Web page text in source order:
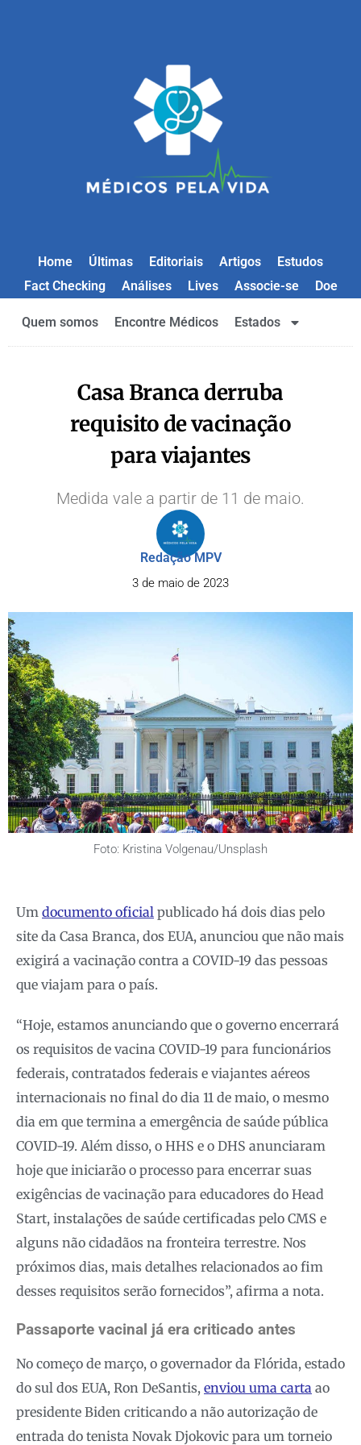
Home Últimas Editoriais Artigos
Estudos
Fact Checking
Análises Lives Associe-se Doe
Quem somos Encontre Médicos Estados
Casa Branca derruba
requisito de vacinação
para viajantes
Medida vale a partir de 11 de maio.
Redação MPV
3 de maio de 2023
Foto: Kristina Volgenau/Unsplash
Um documento oficial publicado há dois dias pelo
site da Casa Branca, dos EUA, anunciou que não mais
exigirá a vacinação contra a COVID-19 das pessoas
que viajam para o país.
“Hoje, estamos anunciando que o governo encerrará
os requisitos de vacina COVID-19 para funcionários
federais, contratados federais e viajantes aéreos
internacionais no final do dia 11 de maio, o mesmo
dia em que termina a emergência de saúde pública
COVID-19. Além disso, o HHS e o DHS anunciaram
hoje que iniciarão o processo para encerrar suas
exigências de vacinação para educadores do Head
Start, instalações de saúde certificadas pelo CMS e
alguns não cidadãos na fronteira terrestre. Nos
próximos dias, mais detalhes relacionados ao fim
desses requisitos serão fornecidos”, afirma a nota.
Passaporte vacinal já era criticado antes
No começo de março, o governador da Flórida, estado
do sul dos EUA, Ron DeSantis, enviou uma carta ao
presidente Biden criticando a não autorização de
entrada do tenista Novak Djokovic para um torneio